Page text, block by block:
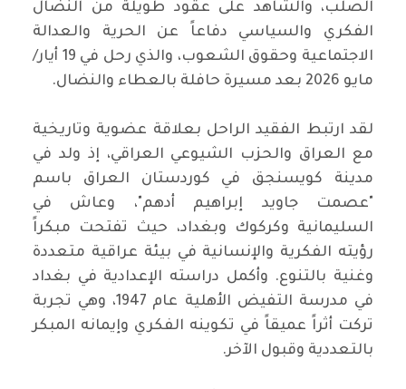
الصلب، والشاهد على عقود طويلة من النضال
الفكري والسياسي دفاعاً عن الحرية والعدالة
الاجتماعية وحقوق الشعوب، والذي رحل في 19 أيار/
مايو 2026 بعد مسيرة حافلة بالعطاء والنضال.
لقد ارتبط الفقيد الراحل بعلاقة عضوية وتاريخية
مع العراق والحزب الشيوعي العراقي، إذ ولد في
مدينة كويسنجق في كوردستان العراق باسم
"عصمت جاويد إبراهيم أدهم"، وعاش في
السليمانية وكركوك وبغداد، حيث تفتحت مبكراً
رؤيته الفكرية والإنسانية في بيئة عراقية متعددة
وغنية بالتنوع. وأكمل دراسته الإعدادية في بغداد
في مدرسة التفيض الأهلية عام 1947، وهي تجربة
تركت أثراً عميقاً في تكوينه الفكري وإيمانه المبكر
بالتعددية وقبول الآخر.